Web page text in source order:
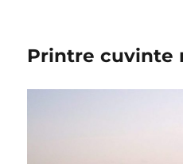
Printre cuvinte